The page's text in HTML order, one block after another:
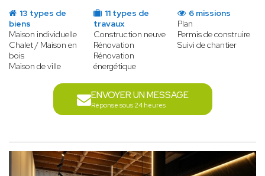
13 types de
biens
Maison individuelle
Chalet / Maison en
bois
Maison de ville
11 types de
travaux
Construction neuve
Rénovation
Rénovation
énergétique
6 missions
Plan
Permis de construire
Suivi de chantier
ENVOYER UN MESSAGE
Réponse sous 24 heures